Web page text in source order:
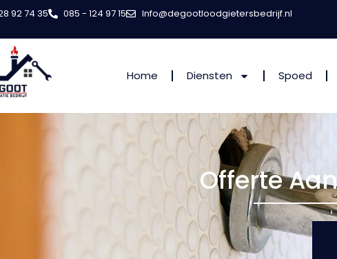
92 74 35 085 - 124 97 15 Info@degootloodgietersbedrijf.nl
Home Diensten Spoed
Offerte